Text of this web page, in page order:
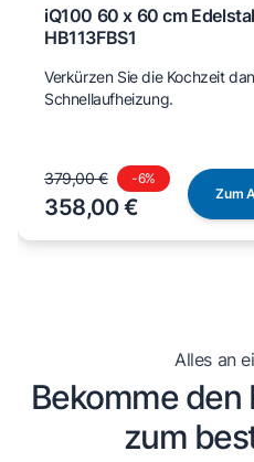
iQ100 60 x 60 cm
HB113FBS1
Verkürzen Sie die Kochzeit
Schnellaufheizung.
379,00 € -6%
358,00 €
Zum
Alles an
Bekomme den
zum